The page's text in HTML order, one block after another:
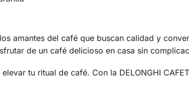
amantes del café que buscan calidad y
de un café delicioso en casa sin
tu ritual de café. Con la DELONGHI